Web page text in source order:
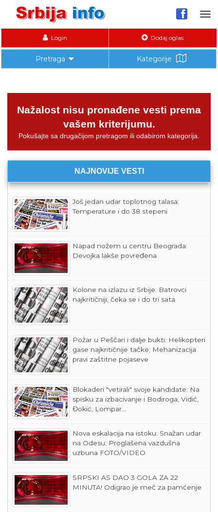
Login Dodaj oglas
Pretraga Kategorije
Nažalost nisu pronađene vesti prema
vašem kriterijumu.
Pokušajte sa drugačijom pretragom ili odabirom kategorija.
NAJNOVIJE VESTI
Još jedan udar toplotnog talasa:
Temperature i do 38 stepeni
Napad nožem u centru Beograda:
Devojka lakše povređena
Kolone na izlazu iz Srbije: Batrovci
najkritičniji, čeka se i do tri sata
Požar u Peščari i dalje bukti: Helikopteri
gase najkritičnije tačke; Mehanizacija
pravi zaštitne pojaseve
Blokaderi "vetirali" svoje kandidate: Na
spisku za izbacivanje i Bodiroga, Vidić,
Đokić, Lompar...
Nova eskalacija na istoku: Snažan udar
na Odesu; Proglašena vazdušna
uzbuna FOTO/VIDEO
SRPSKI AS DAO 3 GOLA ZA 22
MINUTA! Odigrao je meč za pamćenje